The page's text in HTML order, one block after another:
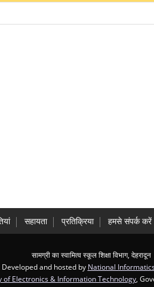
सहायता प्रतिक्रिया हमसे संपर्क करें
सामग्री का स्वामित्व स्कूल शिक्षा विभाग, देहरादून
Developed and hosted by National
of Electronics & Information Technology ,